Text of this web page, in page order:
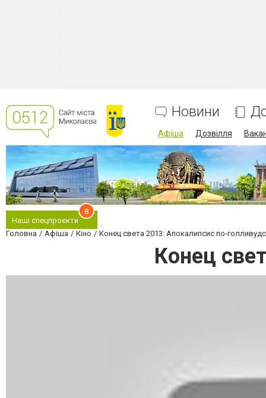
Новини
Афіша Дозвілля
Наші спецпроєкти
8
Головна Афіша Кіно Конец света 2013: Апокалипсис по-
Конец